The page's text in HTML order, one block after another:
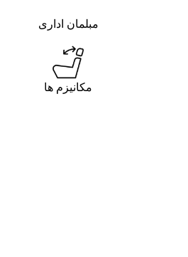
مبلمان اداری
مکانیزم ها